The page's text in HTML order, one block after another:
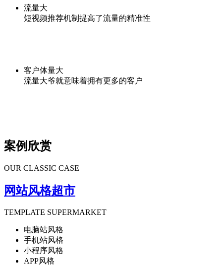
流量大
短视频推荐机制提高了流量的精准性
客户体量大
流量大爷就意味着拥有更多的客户
案例欣赏
OUR CLASSIC CASE
网站风格超市
TEMPLATE SUPERMARKET
电脑站风格
手机站风格
小程序风格
APP风格